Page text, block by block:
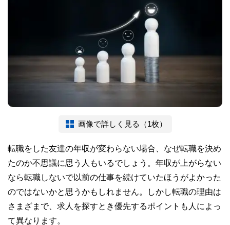
画像で詳しく見る（1枚）
転職をした友達の年収が変わらない場合、なぜ転職を決め
たのか不思議に思う人もいるでしょう。年収が上がらない
なら転職しないで以前の仕事を続けていたほうがよかった
のではないかと思うかもしれません。しかし転職の理由は
さまざまで、求人を探すとき優先するポイントも人によっ
て異なります。